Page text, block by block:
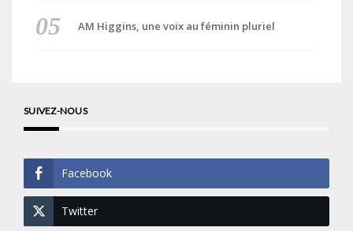
AM Higgins, une voix au féminin pluriel
SUIVEZ-NOUS
Facebook
Twitter